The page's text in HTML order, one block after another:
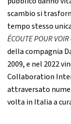
scambio si
tempo stesso
ÉCOUTE POUR VOIR
della compagnia
2009, e nel 2022
Collaboration
attraversato
volta in Italia a